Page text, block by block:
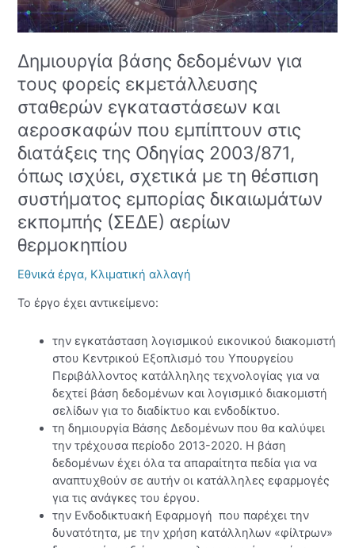
Δημιουργία βάσης δεδομένων για
τους φορείς εκμετάλλευσης
σταθερών εγκαταστάσεων και
αεροσκαφών που εμπίπτουν στις
διατάξεις της Οδηγίας 2003/871,
όπως ισχύει, σχετικά με τη θέσπιση
συστήματος εμπορίας δικαιωμάτων
εκπομπής (ΣΕΔΕ) αερίων
θερμοκηπίου
Εθνικά έργα, Κλιματική αλλαγή
Το έργο έχει αντικείμενο:
την εγκατάσταση λογισμικού εικονικού διακομιστή
στου Κεντρικού Εξοπλισμό του Υπουργείου
Περιβάλλοντος κατάλληλης τεχνολογίας για να
δεχτεί βάση δεδομένων και λογισμικό διακομιστή
σελίδων για το διαδίκτυο και ενδοδίκτυο.
τη δημιουργία Βάσης Δεδομένων που θα καλύψει
την τρέχουσα περίοδο 2013-2020. Η βάση
δεδομένων έχει όλα τα απαραίτητα πεδία για να
αναπτυχθούν σε αυτήν οι κατάλληλες εφαρμογές
για τις ανάγκες του έργου.
την Ενδοδικτυακή Εφαρμογή που παρέχει την
δυνατότητα, με την χρήση κατάλληλων «φίλτρων»
αεροσκαφών
που
στις
διατάξεις
Οδηγίας
2003/871,
όπως
ισχύει,
σχετικά
με
τη
θέσπιση
συστήματος
εμπορίας
εκπομπής
αερίων
θερμοκηπίου